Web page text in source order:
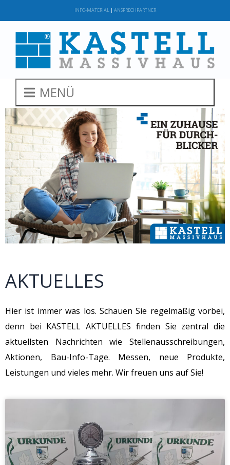
INFO-MATERIAL| ANSPRECHPARTNER
MENÜ
AKTUELLES
Hier ist immer was los. Schauen Sie regelmäßig vorbei,
denn bei KASTELL AKTUELLES finden Sie zentral die
aktuellsten Nachrichten wie Stellenausschreibungen,
Aktionen, Bau-Info-Tage. Messen, neue Produkte,
Leistungen und vieles mehr. Wir freuen uns auf Sie!